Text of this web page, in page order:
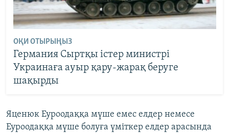
ОҚИ ОТЫРЫҢЫЗ
Германия Сыртқы істер министрі
Украинаға ауыр қару-жарақ беруге
шақырды
Яценюк Еуроодаққа мүше емес елдер немесе
Еуроодаққа мүше болуға үміткер елдер арасында